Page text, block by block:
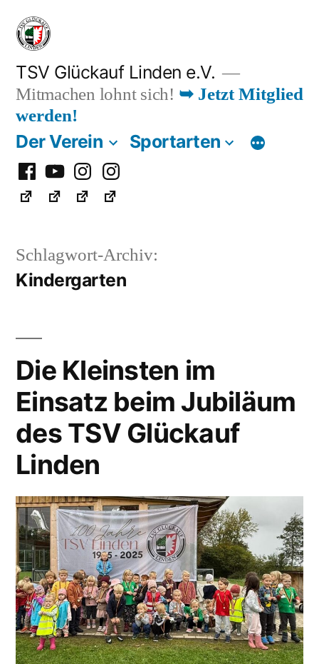
Zum
Inhalt
springen
TSV Glückauf Linden e.V.
Mitmachen lohnt sich! ➥ Jetzt Mitglied
werden!
Der Verein Sportarten
Facebook
YoutubeInstagramInstagram
Fußball
Schlagwort-Archiv:
Kindergarten
Die Kleinsten im
Einsatz beim Jubiläum
des TSV Glückauf
Linden